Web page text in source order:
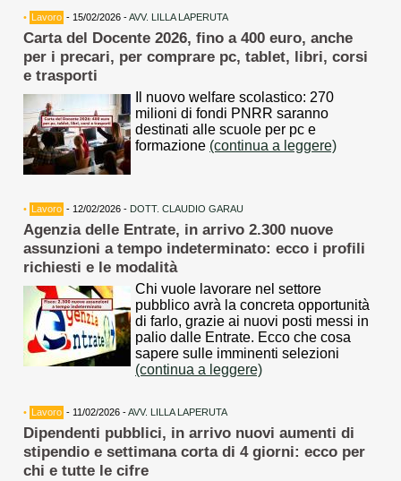
• Lavoro - 15/02/2026 -AVV. LILLA LAPERUTA
Carta del Docente 2026, fino a 400 euro, anche
per i precari, per comprare pc, tablet, libri, corsi
e trasporti
Il nuovo welfare scolastico: 270
milioni di fondi PNRR saranno
destinati alle scuole per pc e
formazione (continua a leggere)
• Lavoro - 12/02/2026 - DOTT. CLAUDIO GARAU
Agenzia delle Entrate, in arrivo 2.300 nuove
assunzioni a tempo indeterminato: ecco i profili
richiesti e le modalità
Chi vuole lavorare nel settore
pubblico avrà la concreta opportunità
di farlo, grazie ai nuovi posti messi in
palio dalle Entrate. Ecco che cosa
sapere sulle imminenti selezioni
(continua a leggere)
• Lavoro - 11/02/2026 -AVV. LILLA LAPERUTA
Dipendenti pubblici, in arrivo nuovi aumenti di
stipendio e settimana corta di 4 giorni: ecco per
chi e tutte le cifre